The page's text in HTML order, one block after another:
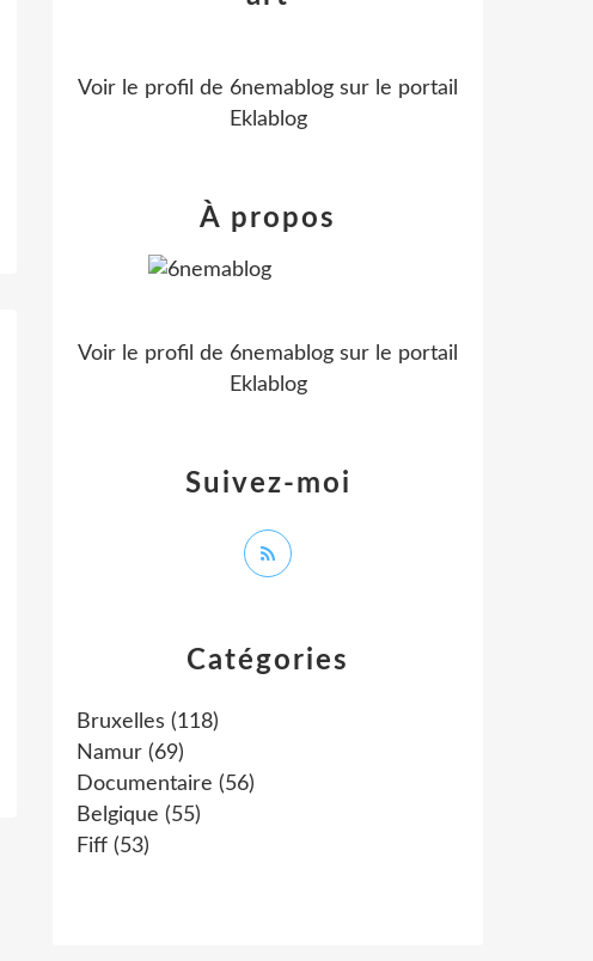
Catégories
Bruxelles (118)
Namur (69)
Documentaire (56)
Belgique (55)
Fiff (53)
Voir le profil de 6nemablog sur le portail
Eklablog
Suivez-moi
À propos
Voir le profil de 6nemablog sur le portail
Eklablog